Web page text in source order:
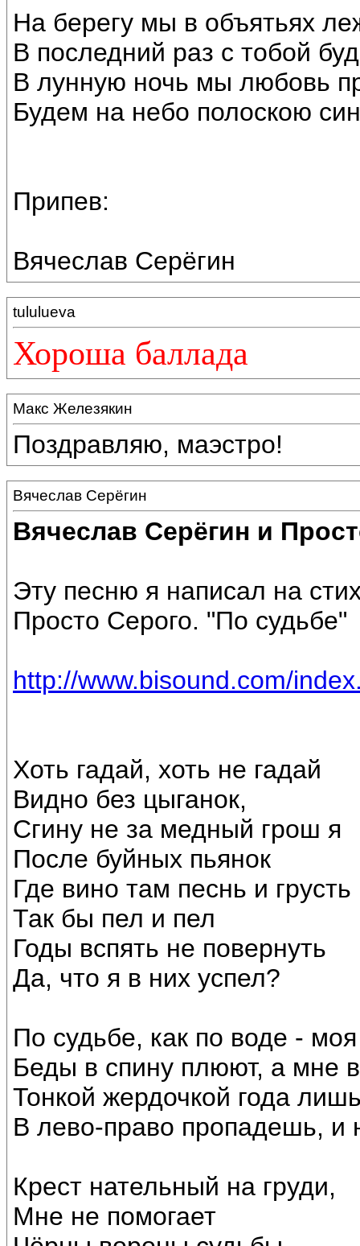
На берегу мы в объятьях
В последний раз с тобой
В лунную ночь мы любовь
Будем на небо полоскою
Припев:
Вячеслав Серёгин
tululueva
Хороша баллада
Макс Железякин
Поздравляю, маэстро!
Вячеслав Серёгин
Вячеслав Серёгин и
Эту песню я написал на
Просто Серого. "По судьбе"
http://www.bisound.com/
Хоть гадай, хоть не гадай
Видно без цыганок,
Сгину не за медный грош я
После буйных пьянок
Где вино там песнь и грусть
Так бы пел и пел
Годы вспять не повернуть
Да, что я в них успел?
По судьбе, как по воде -
Беды в спину плюют, а мне
Тонкой жердочкой года
В лево-право пропадешь, и
Крест нательный на груди,
Мне не помогает